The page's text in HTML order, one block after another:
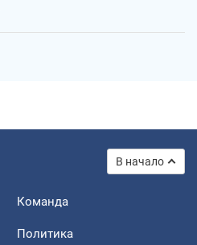
В начало
Команда
Политика